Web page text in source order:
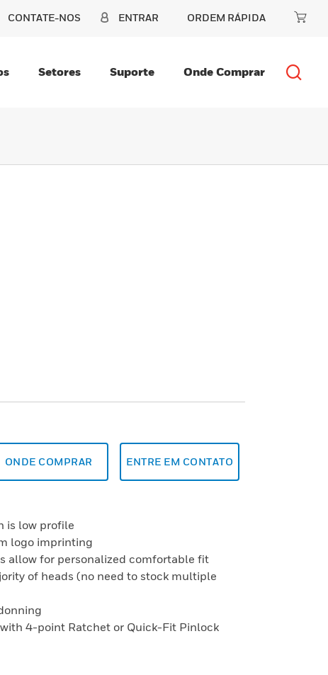
CONTATE-NOS ENTRAR ORDEM RÁPIDA
Setores Suporte Onde Comprar
ONDE COMPRAR ENTRE EM CONTATO
is low profile
logo imprinting
allow for personalized comfortable fit
of heads (no need to stock multiple
4-point Ratchet or Quick-Fit Pinlock